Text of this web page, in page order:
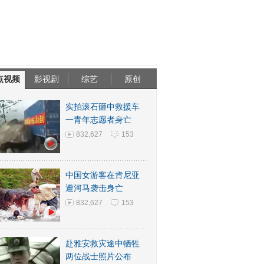
视频 影视剧 综艺 原创
实拍滚石砸中救援车
一青年志愿者身亡
832,627 153
中国女游客在肯尼亚
遭河马袭击身亡
832,627 153
赴雅安救灾途中牺牲
两位战士照片公布